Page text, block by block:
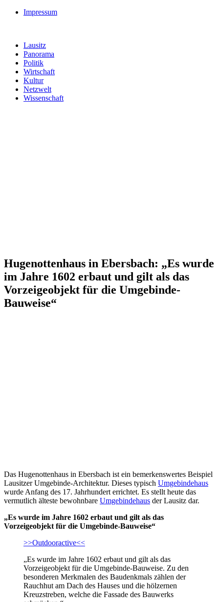
Impressum
Lausitz
Panorama
Politik
Wirtschaft
Kultur
Netzwelt
Wissenschaft
Hugenottenhaus in Ebersbach: „Es wurde
im Jahre 1602 erbaut und gilt als das
Vorzeigeobjekt für die Umgebinde-
Bauweise“
Das Hugenottenhaus in Ebersbach ist ein bemerkenswertes Beispiel
Lausitzer Umgebinde-Architektur. Dieses typisch Umgebindehaus
wurde Anfang des 17. Jahrhundert errichtet. Es stellt heute das
vermutlich älteste bewohnbare Umgebindehaus der Lausitz dar.
„Es wurde im Jahre 1602 erbaut und gilt als das
Vorzeigeobjekt für die Umgebinde-Bauweise“
>>Outdooractive<<
„Es wurde im Jahre 1602 erbaut und gilt als das
Vorzeigeobjekt für die Umgebinde-Bauweise. Zu den
besonderen Merkmalen des Baudenkmals zählen der
Rauchhut am Dach des Hauses und die hölzernen
Kreuzstreben, welche die Fassade des Bauwerks